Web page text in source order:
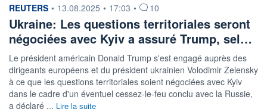
information fournie par
REUTERS • 13.08.2025 • 17:03 • 10
Ukraine: Les questions territoriales seront
négociées avec Kyiv a assuré Trump, sel…
Le président américain Donald Trump s'est engagé auprès des
dirigeants européens et du président ukrainien Volodimir Zelensky
à ce que les questions territoriales soient négociées avec Kyiv
dans le cadre d'un éventuel cessez-le-feu conclu avec la Russie,
a déclaré ... Lire la suite